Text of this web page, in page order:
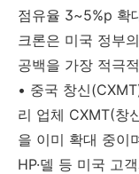
점유율 3~5%p 확
크론은 미국 정부
공백을 가장 적극
• 중국 창신
리 업체 CXMT(창
을 이미 확대 중이
HP·델 등 미국 고